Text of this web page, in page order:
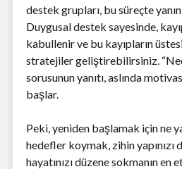
destek grupları, bu süreçte
Duygusal destek sayesinde,
kabullenir ve bu kayıpların
stratejiler geliştirebilirsiniz.
sorusunun yanıtı, aslında
başlar.
Peki, yeniden başlamak için ne
hedefler koymak, zihin yapınızı
hayatınızı düzene sokmanın